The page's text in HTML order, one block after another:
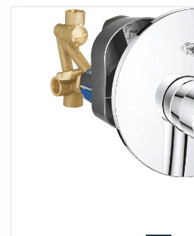
sans marquage chaud/froid